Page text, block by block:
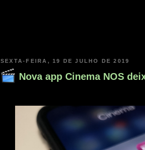
SEXTA-FEIRA, 19 DE JULHO DE 2019
Nova app Cinema NOS